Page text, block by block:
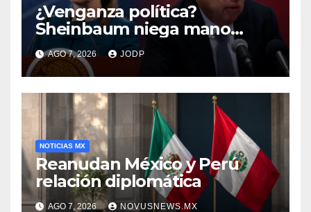
¿Venganza política?
Sheinbaum niega mano
negra en captura de Ángel
Aguirre
AGO 7, 2026 JODP
NOTICIAS MX
Reanudan México y Perú
relación diplomática
AGO 7, 2026 NOVUSNEWS.MX